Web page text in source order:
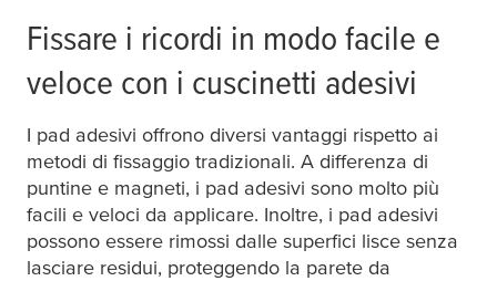
Fissare i ricordi in modo facile e
veloce con i cuscinetti adesivi
I pad adesivi offrono diversi vantaggi rispetto ai
metodi di fissaggio tradizionali. A differenza di
puntine e magneti, i pad adesivi sono molto più
facili e veloci da applicare. Inoltre, i pad adesivi
possono essere rimossi dalle superfici lisce senza
lasciare residui, proteggendo la parete da